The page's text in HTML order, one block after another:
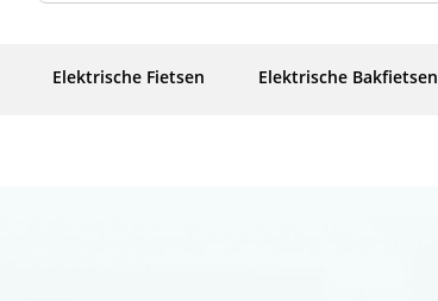
Elektrische Fietsen Elektrische Bakfietsen